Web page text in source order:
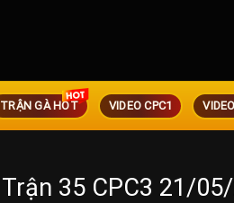
TRẬN GÀ HOT VIDEO CPC1
Trận 35 CPC3 21/